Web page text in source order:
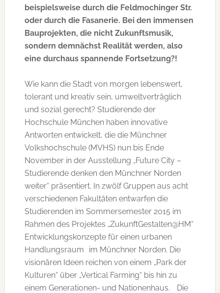
beispielsweise durch die Feldmochinger Str.
oder durch die Fasanerie. Bei den immensen
Bauprojekten, die nicht Zukunftsmusik,
sondern demnächst Realität werden, also
eine durchaus spannende Fortsetzung?!
Wie kann die Stadt von morgen lebenswert,
tolerant und kreativ sein, umweltverträglich
und sozial gerecht? Studierende der
Hochschule München haben innovative
Antworten entwickelt, die die Münchner
Volkshochschule (MVHS) nun bis Ende
November in der Ausstellung „Future City –
Studierende denken den Münchner Norden
weiter“ präsentiert. In zwölf Gruppen aus acht
verschiedenen Fakultäten entwarfen die
Studierenden im Sommersemester 2015 im
Rahmen des Projektes „ZukunftGestalten@HM“
Entwicklungskonzepte für einen urbanen
Handlungsraum im Münchner Norden. Die
visionären Ideen reichen von einem „Park der
Kulturen“ über „Vertical Farming“ bis hin zu
einem Generationen- und Nationenhaus. Die